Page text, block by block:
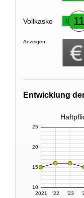
Vollkasko 10 11
Anzeigen:
Entwicklung
2021 '22 '23
10
15
20
25